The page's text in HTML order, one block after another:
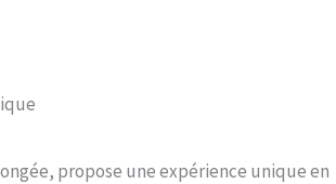
propose une expérience unique en